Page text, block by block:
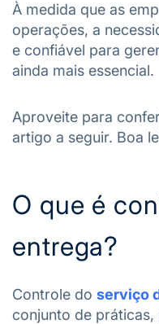
À medida que as
operações, a
e confiável para
ainda mais essencial.
Aproveite para
artigo a seguir. Boa
O que é
entrega?
Controle do serviço
conjunto de